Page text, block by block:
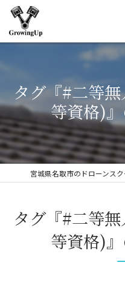
タグ『#二等
等資格)
タグ『#二等
等資格)